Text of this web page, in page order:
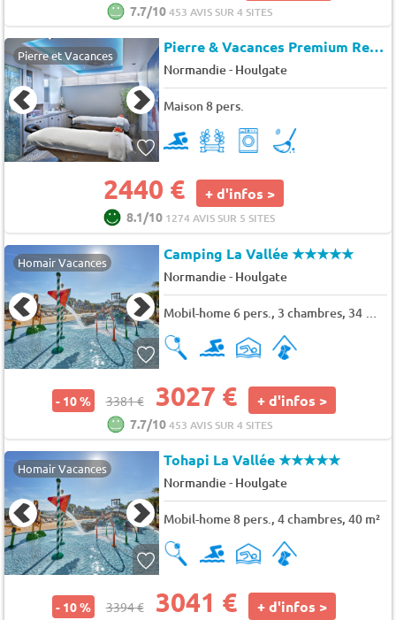
7.7/10453 AVIS SUR 4 SITES
Pierre et Vacances Pierre & Vacances Premium Residence & Spa Houlgate
Normandie- Houlgate
Maison 8 pers.
2440 € + d'infos >
8.1/10 1274 AVIS SUR 5 SITES
Homair Vacances Camping La Vallée★★★★★
Normandie- Houlgate
Mobil-home 6 pers., 3 chambres, 34 m² - 36 m²
- 10 % 3381 € 3027 € + d'infos >
7.7/10453 AVIS SUR 4 SITES
Homair Vacances Tohapi La Vallée★★★★★
Normandie- Houlgate
Mobil-home 8 pers., 4 chambres, 40 m²
- 10 % 3394 € 3041 € + d'infos >